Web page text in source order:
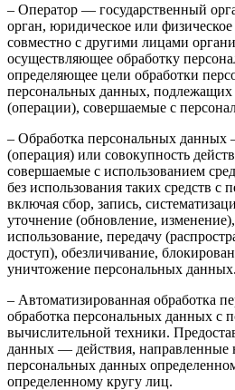
– Оператор — государственный
орган, юридическое или
совместно с другими лицами
осуществляющее обработку
определяющее цели обработки
персональных данных, подлежащих
(операции), совершаемые с
– Обработка персональных
(операция) или совокупность
совершаемые с использованием
без использования таких средств
включая сбор, запись,
уточнение (обновление,
использование, передачу
доступ), обезличивание,
уничтожение персональных данных.
– Автоматизированная обработка
обработка персональных данных с
вычислительной техники.
данных — действия, направленные
персональных данных
определенному кругу лиц.